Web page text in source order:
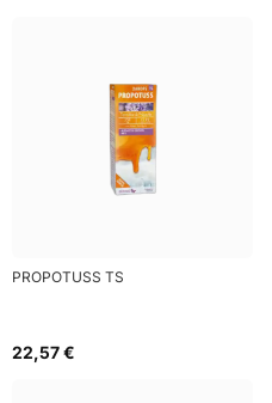
PROPOTUSS TS
22,57 €